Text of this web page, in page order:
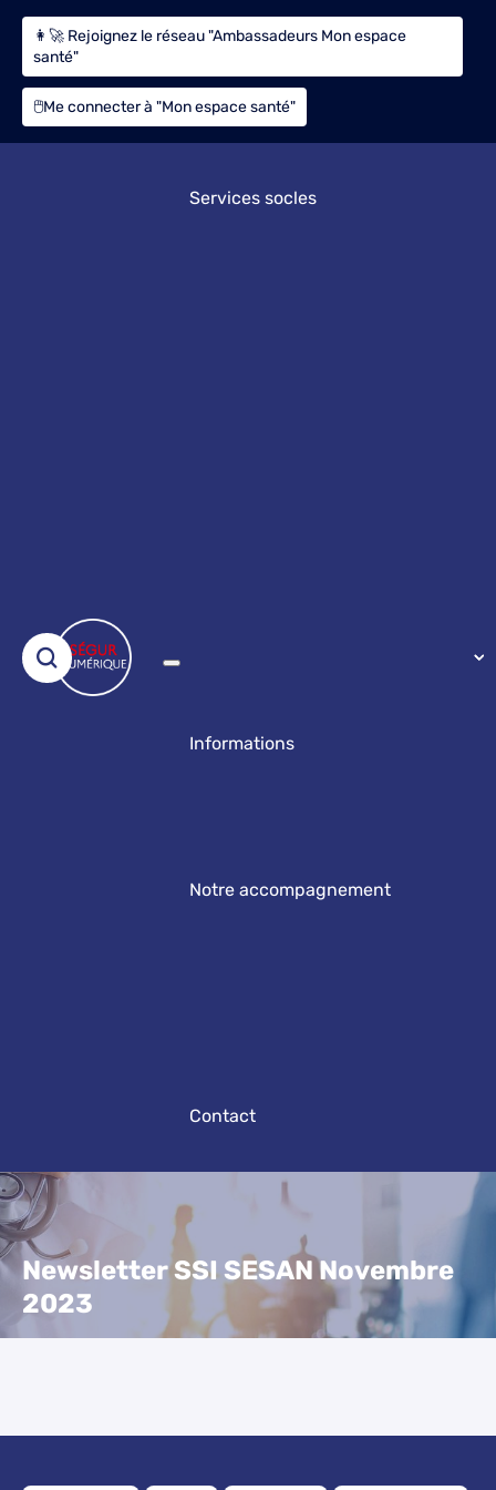
👩‍🚀 Rejoignez le réseau "Ambassadeurs Mon espace
santé"
🖱️Me connecter à "Mon espace santé"
Services socles
Informations
Notre accompagnement
Contact
Newsletter SSI SESAN Novembre
2023